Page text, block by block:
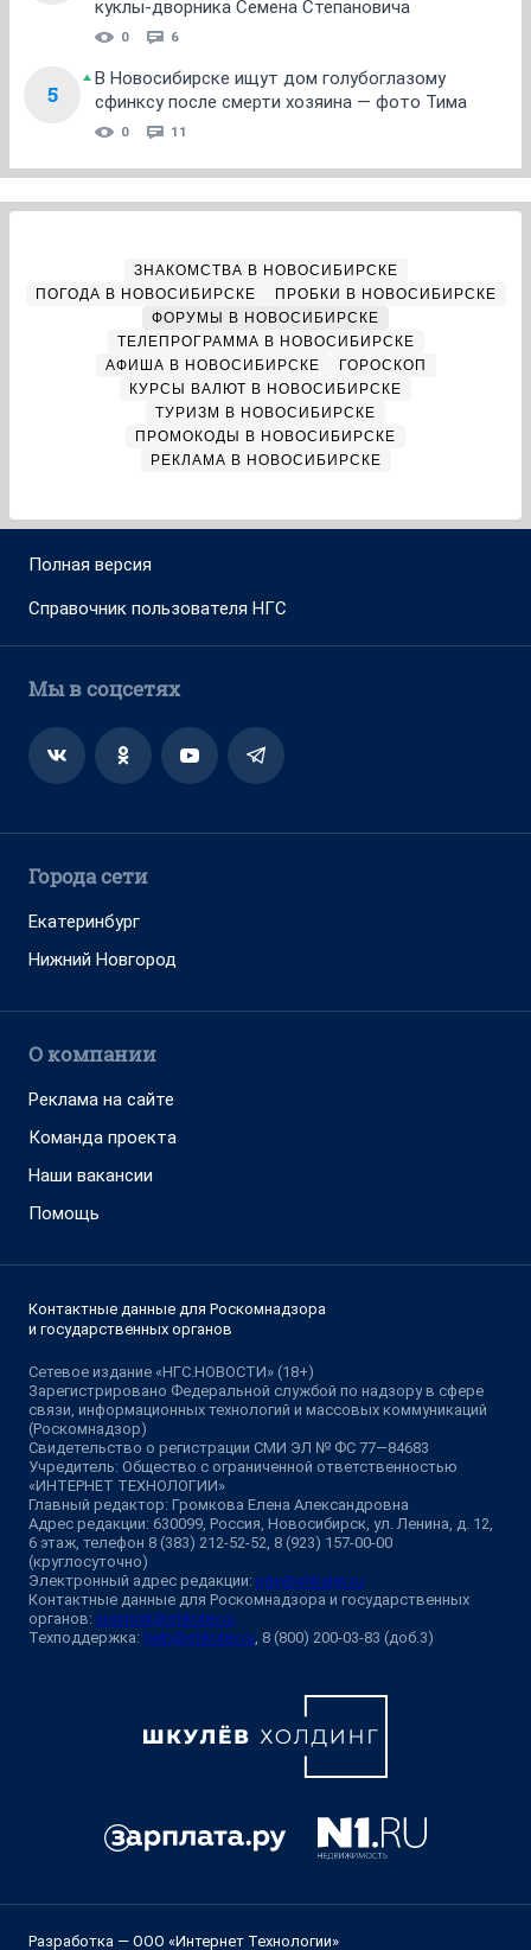
куклы-дворника Семена Степановича
0 6
5
В Новосибирске ищут дом голубоглазому
сфинксу после смерти хозяина — фото Тима
0 11
ЗНАКОМСТВА В НОВОСИБИРСКЕ
ПОГОДА В НОВОСИБИРСКЕ
ПРОБКИ В НОВОСИБИРСКЕ
ФОРУМЫ В НОВОСИБИРСКЕ
ТЕЛЕПРОГРАММА В НОВОСИБИРСКЕ
АФИША В НОВОСИБИРСКЕ
ГОРОСКОП
КУРСЫ ВАЛЮТ В НОВОСИБИРСКЕ
ТУРИЗМ В НОВОСИБИРСКЕ
ПРОМОКОДЫ В НОВОСИБИРСКЕ
РЕКЛАМА В НОВОСИБИРСКЕ
Полная версия
Справочник пользователя НГС
Мы в соцсетях
Города сети
Екатеринбург
Нижний Новгород
О компании
Реклама на сайте
Команда проекта
Наши вакансии
Помощь
Контактные данные для Роскомнадзора
и государственных органов
Сетевое издание «НГС.НОВОСТИ» (18+)
Зарегистрировано Федеральной службой по надзору в сфере
связи, информационных технологий и массовых коммуникаций
(Роскомнадзор)
Свидетельство о регистрации СМИ ЭЛ № ФС 77—84683
Учредитель: Общество с ограниченной ответственностью
«ИНТЕРНЕТ ТЕХНОЛОГИИ»
Главный редактор: Громкова Елена Александровна
Адрес редакции: 630099, Россия, Новосибирск, ул. Ленина, д. 12,
6 этаж, телефон 8 (383) 212-52-52, 8 (923) 157-00-00
(круглосуточно)
Электронный адрес редакции: ngs@shkulev.ru
Контактные данные для Роскомнадзора и государственных
органов: juristnsk@shkulev.ru
Техподдержка: help@shkulev.ru, 8 (800) 200-03-83 (доб.3)
Разработка — ООО «Интернет Технологии»